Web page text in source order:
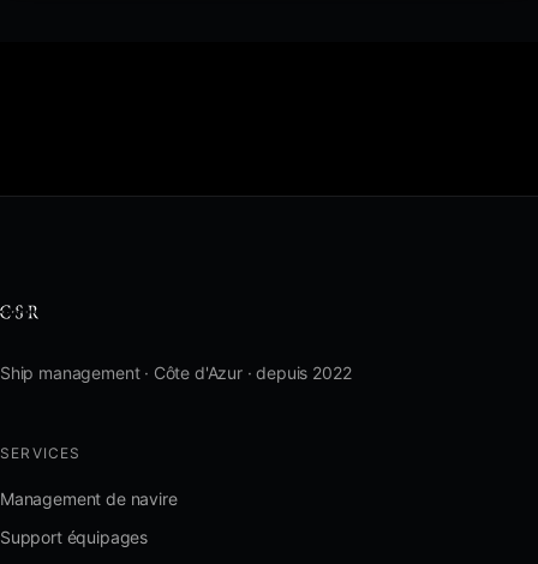
Ship management · Côte d'Azur · depuis 2022
SERVICES
Management de navire
Support équipages